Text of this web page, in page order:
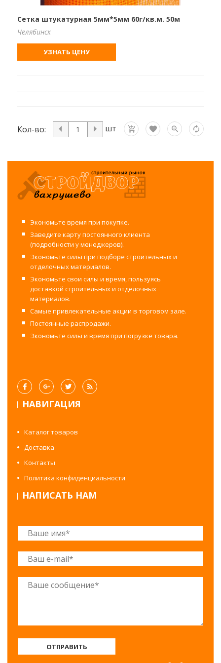
Сетка штукатурная 5мм*5мм 60г/кв.м. 50м
Челябинск
УЗНАТЬ ЦЕНУ
Кол-во: шт
Экономьте время при покупке.
Заведите карту постоянного клиента
(подробности у менеджеров).
Экономьте силы при подборе строительных и
отделочных материалов.
Экономьте свои силы и время, пользуясь
доставкой строительных и отделочных
материалов.
Самые привлекательные акции в торговом зале.
Постоянные распродажи.
Экономьте силы и время при погрузке товара.
НАВИГАЦИЯ
Каталог товаров
Доставка
Контакты
Политика конфиденциальности
НАПИСАТЬ НАМ
ОТПРАВИТЬ